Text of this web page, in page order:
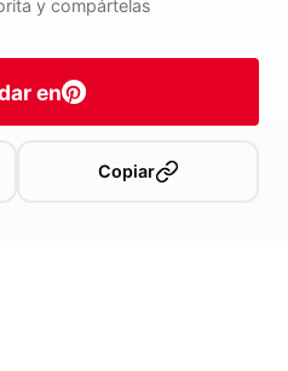
y compártelas
en
Copiar